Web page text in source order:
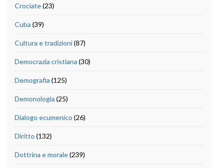
Crociate(23)
Cuba (39)
Cultura e tradizioni(87)
Democrazia cristiana (30)
Demografia (125)
Demonologia (25)
Dialogo ecumenico (26)
Diritto (132)
Dottrina e morale(239)